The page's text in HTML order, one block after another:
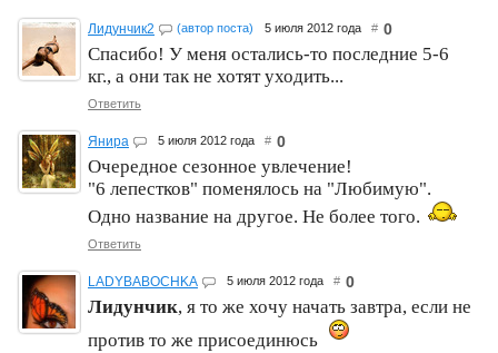
Лидунчик2 (автор поста) 5 июля 2012 года # 0
Спасибо! У меня остались-то последние 5-6
кг., а они так не хотят уходить...
Ответить
Янира 5 июля 2012 года # 0
Очередное сезонное увлечение!
"6 лепестков" поменялось на "Любимую".
Одно название на другое. Не более того.
Ответить
LADYBABOCHKA 5 июля 2012 года # 0
Лидунчик, я то же хочу начать завтра, если не
против то же присоединюсь